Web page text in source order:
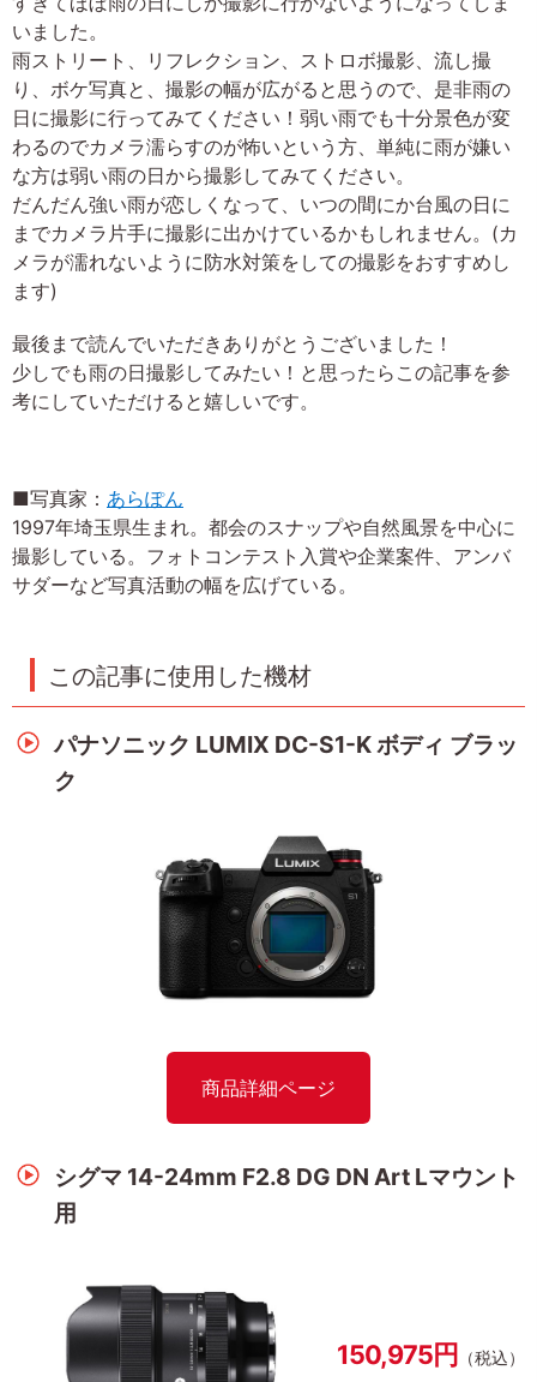
いました。
雨ストリート、リフレクション、ストロボ撮影、流し撮
り、ボケ写真と、撮影の幅が広がると思うので、是非雨の
日に撮影に行ってみてください！弱い雨でも十分景色が変
わるのでカメラ濡らすのが怖いという方、単純に雨が嫌い
な方は弱い雨の日から撮影してみてください。
だんだん強い雨が恋しくなって、いつの間にか台風の日に
までカメラ片手に撮影に出かけているかもしれません。(カ
メラが濡れないように防水対策をしての撮影をおすすめし
ます)
最後まで読んでいただきありがとうございました！
少しでも雨の日撮影してみたい！と思ったらこの記事を参
考にしていただけると嬉しいです。
■写真家： あらぽん
1997年埼玉県生まれ。都会のスナップや自然風景を中心に
撮影している。フォトコンテスト入賞や企業案件、アンバ
サダーなど写真活動の幅を広げている。
この記事に使用した機材
パナソニック LUMIX DC-S1-K ボディ ブラッ
ク
商品詳細ページ
シグマ 14-24mm F2.8 DG DN Art Lマウント
用
150,975円 （税込）